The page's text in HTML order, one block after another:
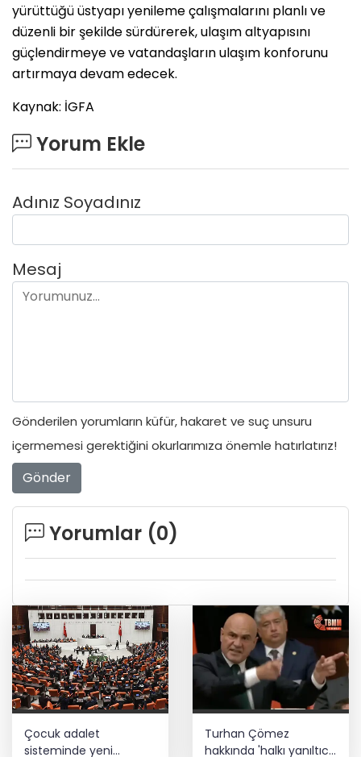
yürüttüğü üstyapı yenileme çalışmalarını planlı ve
düzenli bir şekilde sürdürerek, ulaşım altyapısını
güçlendirmeye ve vatandaşların ulaşım konforunu
artırmaya devam edecek.
Kaynak: İGFA
Yorum Ekle
Adınız Soyadınız
Mesaj
Gönderilen yorumların küfür, hakaret ve suç unsuru
içermemesi gerektiğini okurlarımıza önemle hatırlatırız!
Gönder
Yorumlar (0)
Çocuk adalet
sisteminde yeni
Turhan Çömez
hakkında 'halkı yanıltıcı